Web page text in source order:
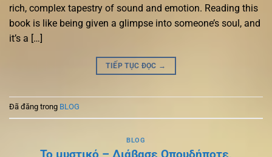
rich, complex tapestry of sound and emotion. Reading this
book is like being given a glimpse into someone’s soul, and
it’s a […]
TIẾP TỤC ĐỌC →
Đã đăng trong BLOG
BLOG
Το μυστικό – Διάβασε Οπουδήποτε,